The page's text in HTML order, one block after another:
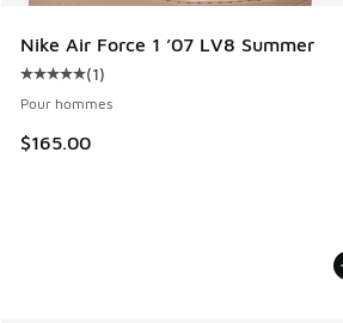
Nike Air Force 1 ’07 LV8 Summer
Cote moyenne du client - [5 sur 5
(1)
Pour hommes
$165.00